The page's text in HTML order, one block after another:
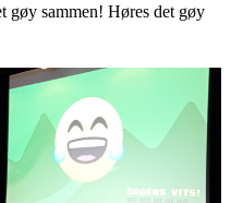
gøy sammen! Høres det gøy